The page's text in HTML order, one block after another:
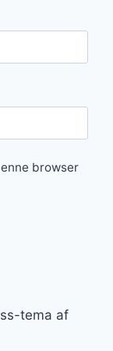
browser
tema af